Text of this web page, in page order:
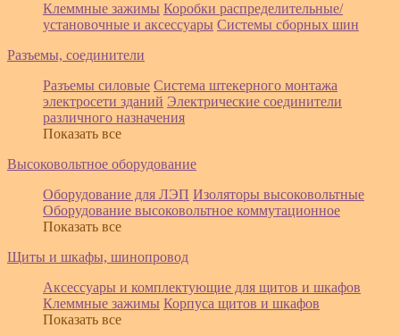
Клеммные зажимы Коробки распределительные/
установочные и аксессуары Системы сборных шин
Разъемы, соединители
Разъемы силовые Система штекерного монтажа
электросети зданий Электрические соединители
различного назначения
Показать все
Высоковольтное оборудование
Оборудование для ЛЭП Изоляторы высоковольтные
Оборудование высоковольтное коммутационное
Показать все
Щиты и шкафы, шинопровод
Аксессуары и комплектующие для щитов и шкафов
Клеммные зажимы Корпуса щитов и шкафов
Показать все